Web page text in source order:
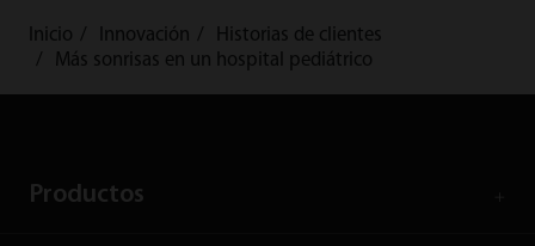
Inicio Innovación
Historias de clientes
Más sonrisas en un hospital pediátrico
Productos